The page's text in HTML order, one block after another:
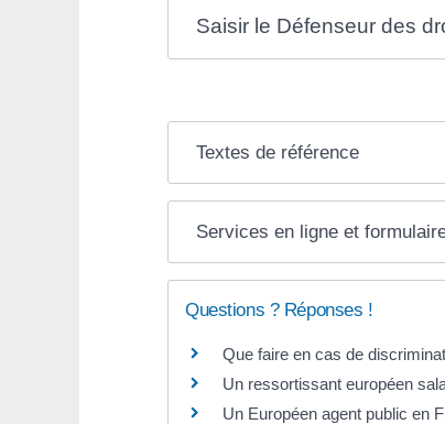
Saisir le Défenseur des
Textes de référence
Services en ligne et
Questions ? Réponses !
Que faire en cas de
Un ressortissant européen
Un Européen agent public en